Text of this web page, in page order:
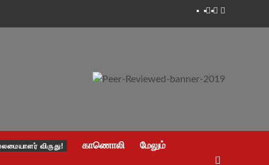
Facebook
Twitter
Youtube
விருது! காணொலி மேலும்